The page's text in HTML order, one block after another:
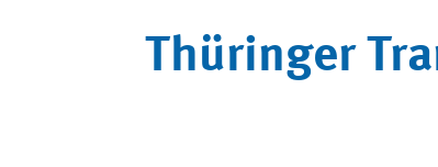
Thüringer